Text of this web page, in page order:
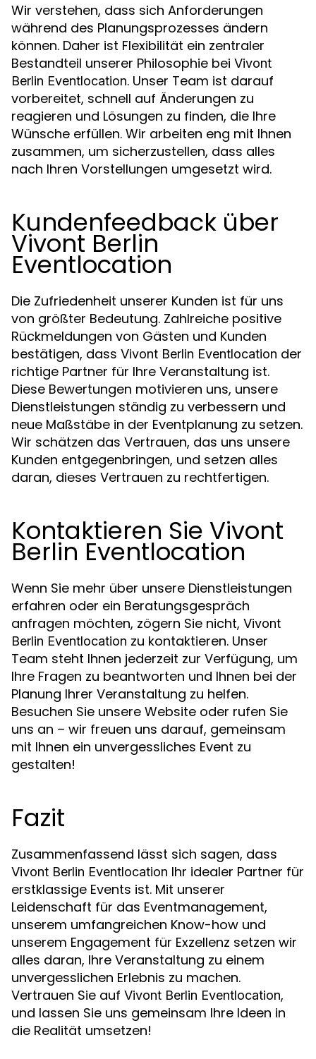
Wir verstehen, dass sich Anforderungen
während des Planungsprozesses ändern
können. Daher ist Flexibilität ein zentraler
Bestandteil unserer Philosophie bei Vivont
Berlin Eventlocation. Unser Team ist darauf
vorbereitet, schnell auf Änderungen zu
reagieren und Lösungen zu finden, die Ihre
Wünsche erfüllen. Wir arbeiten eng mit Ihnen
zusammen, um sicherzustellen, dass alles
nach Ihren Vorstellungen umgesetzt wird.
Kundenfeedback über
Vivont Berlin
Eventlocation
Die Zufriedenheit unserer Kunden ist für uns
von größter Bedeutung. Zahlreiche positive
Rückmeldungen von Gästen und Kunden
bestätigen, dass Vivont Berlin Eventlocation der
richtige Partner für Ihre Veranstaltung ist.
Diese Bewertungen motivieren uns, unsere
Dienstleistungen ständig zu verbessern und
neue Maßstäbe in der Eventplanung zu setzen.
Wir schätzen das Vertrauen, das uns unsere
Kunden entgegenbringen, und setzen alles
daran, dieses Vertrauen zu rechtfertigen.
Kontaktieren Sie Vivont
Berlin Eventlocation
Wenn Sie mehr über unsere Dienstleistungen
erfahren oder ein Beratungsgespräch
anfragen möchten, zögern Sie nicht, Vivont
Berlin Eventlocation zu kontaktieren. Unser
Team steht Ihnen jederzeit zur Verfügung, um
Ihre Fragen zu beantworten und Ihnen bei der
Planung Ihrer Veranstaltung zu helfen.
Besuchen Sie unsere Website oder rufen Sie
uns an – wir freuen uns darauf, gemeinsam
mit Ihnen ein unvergessliches Event zu
gestalten!
Fazit
Zusammenfassend lässt sich sagen, dass
Vivont Berlin Eventlocation Ihr idealer Partner für
erstklassige Events ist. Mit unserer
Leidenschaft für das Eventmanagement,
unserem umfangreichen Know-how und
unserem Engagement für Exzellenz setzen wir
alles daran, Ihre Veranstaltung zu einem
unvergesslichen Erlebnis zu machen.
Vertrauen Sie auf Vivont Berlin Eventlocation,
und lassen Sie uns gemeinsam Ihre Ideen in
die Realität umsetzen!